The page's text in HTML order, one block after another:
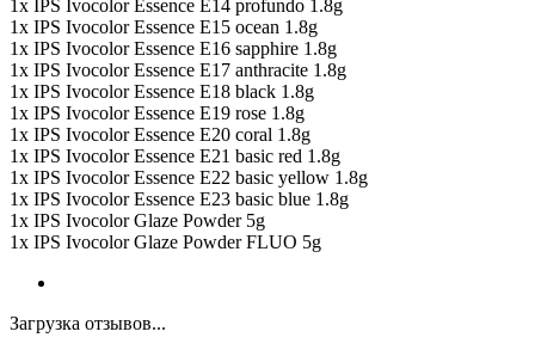
1x IPS Ivocolor Essence E14 profundo 1.8g
1x IPS Ivocolor Essence E15 ocean 1.8g
1x IPS Ivocolor Essence E16 sapphire 1.8g
1x IPS Ivocolor Essence E17 anthracite 1.8g
1x IPS Ivocolor Essence E18 black 1.8g
1x IPS Ivocolor Essence E19 rose 1.8g
1x IPS Ivocolor Essence E20 coral 1.8g
1x IPS Ivocolor Essence E21 basic red 1.8g
1x IPS Ivocolor Essence E22 basic yellow 1.8g
1x IPS Ivocolor Essence E23 basic blue 1.8g
1x IPS Ivocolor Glaze Powder 5g
1x IPS Ivocolor Glaze Powder FLUO 5g
Загрузка отзывов...